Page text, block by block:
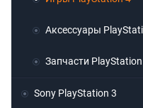
Аксессуары
Запчасти
Sony PlayStation 3